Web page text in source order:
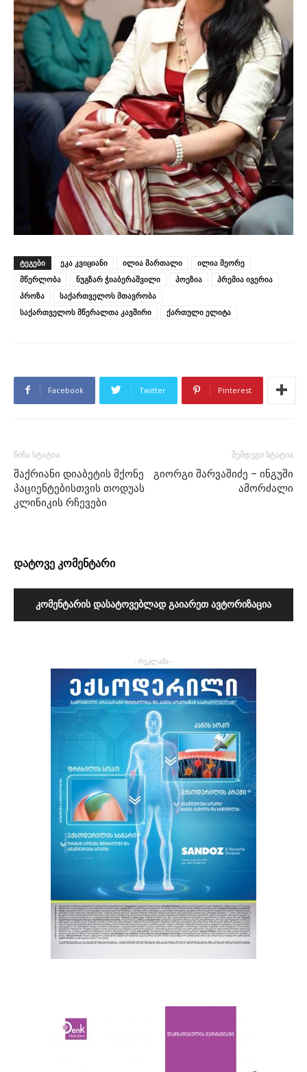
ᲢᲔᲒᲔᲑᲘ ეკა კვიციანი ილია მართალი
ილია მეორე
მწერლობა
ნუგზარ ჭიაბერაშვილი პოეზია
პრემია ივერია
პროზა
საქართველოს მთავრობა
საქართველოს მწერალთა კავშირი
ქართული ელიტა
Facebook Twitter Pinterest
წინა სტატია
შაქრიანი დიაბეტის მქონე
პაციენტებისთვის თოდუას
კლინიკის რჩევები
შემდეგი სტატია
გიორგი შარვაშიძე – ინგუში
ამორძალი
დატოვე კომენტარი
ᲙᲝᲛᲔᲜᲢᲐᲠᲘᲡ ᲓᲐᲡᲐᲢᲝᲕᲔᲑᲚᲐᲓ ᲒᲐᲘᲐᲠᲔᲗ ᲐᲕᲢᲝᲠᲘᲖᲐᲪᲘᲐ
- რეკლამა -